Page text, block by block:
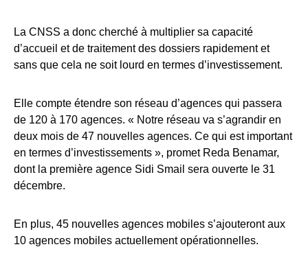
La CNSS a donc cherché à multiplier sa capacité
d’accueil et de traitement des dossiers rapidement et
sans que cela ne soit lourd en termes d’investissement.
Elle compte étendre son réseau d’agences qui passera
de 120 à 170 agences. « Notre réseau va s’agrandir en
deux mois de 47 nouvelles agences. Ce qui est important
en termes d’investissements », promet Reda Benamar,
dont la première agence Sidi Smail sera ouverte le 31
décembre.
En plus, 45 nouvelles agences mobiles s’ajouteront aux
10 agences mobiles actuellement opérationnelles.